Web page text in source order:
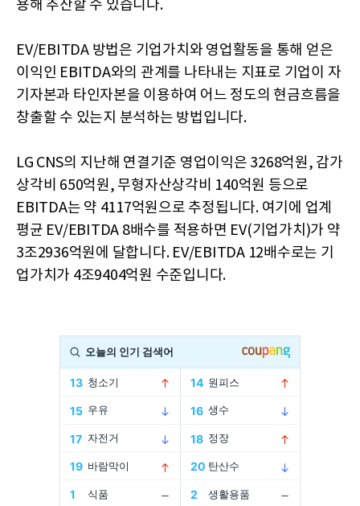
용해 추산할 수 있습니다.
EV/EBITDA 방법은 기업가치와 영업활동을 통해 얻은
이익인 EBITDA와의 관계를 나타내는 지표로 기업이 자
기자본과 타인자본을 이용하여 어느 정도의 현금흐름을
창출할 수 있는지 분석하는 방법입니다.
LG CNS의 지난해 연결기준 영업이익은 3268억원, 감가
상각비 650억원, 무형자산상각비 140억원 등으로
EBITDA는 약 4117억원으로 추정됩니다. 여기에 업계
평균 EV/EBITDA 8배수를 적용하면 EV(기업가치)가 약
3조2936억원에 달합니다. EV/EBITDA 12배수로는 기
업가치가 4조9404억원 수준입니다.